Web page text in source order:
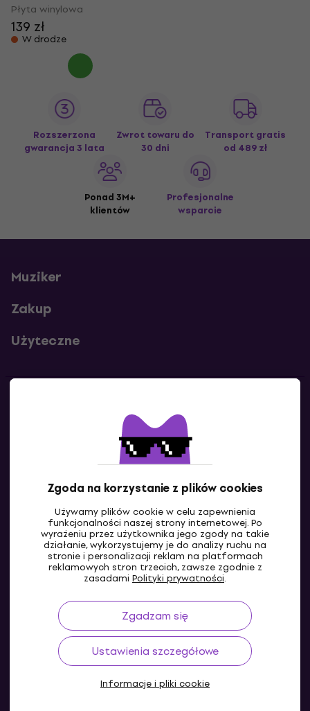
Zgoda na korzystanie z plików cookies
Używamy plików cookie w celu zapewnienia
funkcjonalności naszej strony internetowej. Po
wyrażeniu przez użytkownika jego zgody na takie
działanie, wykorzystujemy je do analizy ruchu na
stronie i personalizacji reklam na platformach
reklamowych stron trzecich, zawsze zgodnie z
zasadami Polityki prywatności.
Zgadzam się
Ustawienia szczegółowe
Informacje i pliki cookie
Płyta winylowa
139 zł
W drodze
Rozszerzona
gwarancja 3 lata
Zwrot towaru do
30 dni
Transport gratis
od 489 zł
Ponad 3M+
klientów
Profesjonalne
wsparcie
Muziker
Zakup
Użyteczne
Skontaktuj się z nami
PL